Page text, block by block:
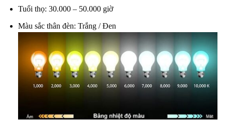
Tuổi thọ: 30.000 – 50.000 giờ
Màu sắc thân đèn: Trắng / Đen